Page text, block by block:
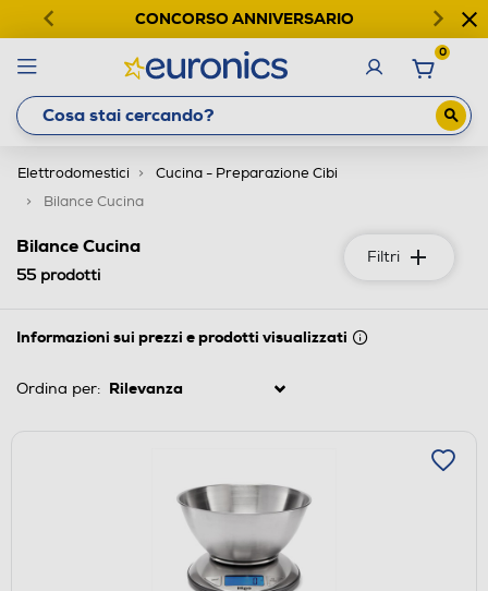
CONCORSO ANNIVERSARIO
0
Elettrodomestici
Cucina - Preparazione Cibi
Bilance Cucina
Filtri
Bilance Cucina
55 prodotti
Informazioni sui prezzi e prodotti visualizzati
Ordina per: